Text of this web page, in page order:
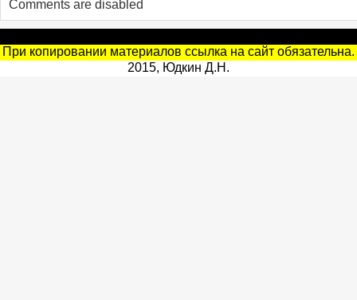
Comments are disabled
При копировании материалов ссылка на сайт обязательна.
2015, Юдкин Д.Н.